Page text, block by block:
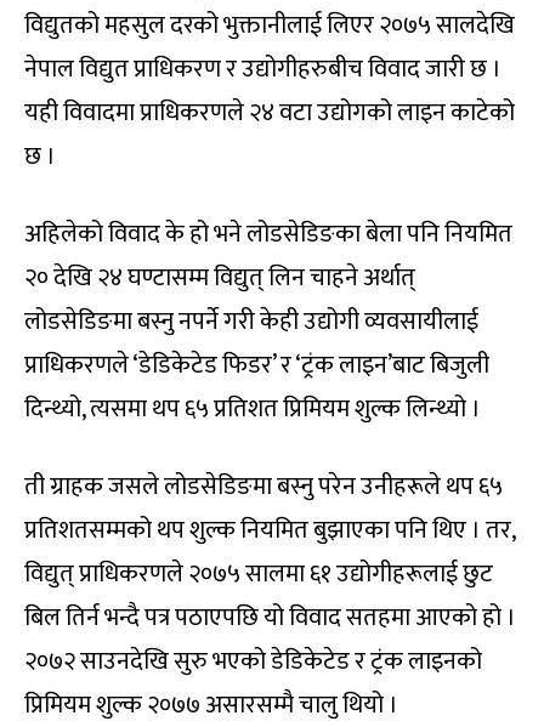
विद्युतको महसुल दरको भुक्तानीलाई लिएर २०७५ सालदेखि
नेपाल विद्युत प्राधिकरण र उद्योगीहरुबीच विवाद जारी छ ।
यही विवादमा प्राधिकरणले २४ वटा उद्योगको लाइन काटेको
छ ।
अहिलेको विवाद के हो भने लोडसेडिङका बेला पनि नियमित
२० देखि २४ घण्टासम्म विद्युत् लिन चाहने अर्थात्
लोडसेडिङमा बस्नु नपर्ने गरी केही उद्योगी व्यवसायीलाई
प्राधिकरणले ‘डेडिकेटेड फिडर’ र ‘ट्रंक लाइन’बाट बिजुली
दिन्थ्यो, त्यसमा थप ६५ प्रतिशत प्रिमियम शुल्क लिन्थ्यो ।
ती ग्राहक जसले लोडसेडिङमा बस्नु परेन उनीहरूले थप ६५
प्रतिशतसम्मको थप शुल्क नियमित बुझाएका पनि थिए । तर,
विद्युत् प्राधिकरणले २०७५ सालमा ६१ उद्योगीहरूलाई छुट
बिल तिर्न भन्दै पत्र पठाएपछि यो विवाद सतहमा आएको हो ।
२०७२ साउनदेखि सुरु भएको डेडिकेटेड र ट्रंक लाइनको
प्रिमियम शुल्क २०७७ असारसम्मै चालु थियो ।